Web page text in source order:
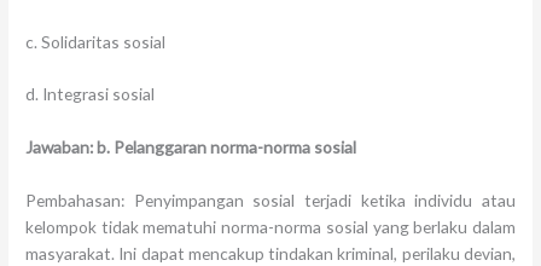
c. Solidaritas sosial
d. Integrasi sosial
Jawaban: b. Pelanggaran norma-norma sosial
Pembahasan: Penyimpangan sosial terjadi ketika individu atau
kelompok tidak mematuhi norma-norma sosial yang berlaku dalam
masyarakat. Ini dapat mencakup tindakan kriminal, perilaku devian,